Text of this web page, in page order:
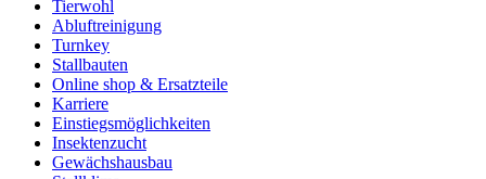
Tierwohl
Abluftreinigung
Turnkey
Stallbauten
Online shop & Ersatzteile
Karriere
Einstiegsmöglichkeiten
Insektenzucht
Gewächshausbau